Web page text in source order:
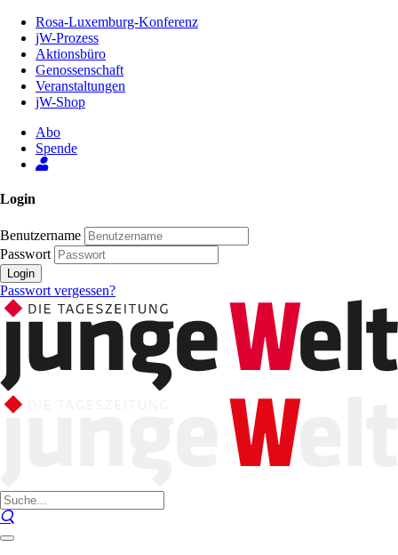
Inhalt
Seite
Rosa-Luxemburg-Konferenz
jW-Prozess
Aktionsbüro
Genossenschaft
Veranstaltungen
jW-Shop
Abo
Spende
Login
Benutzername
Passwort
Login
Passwort vergessen?